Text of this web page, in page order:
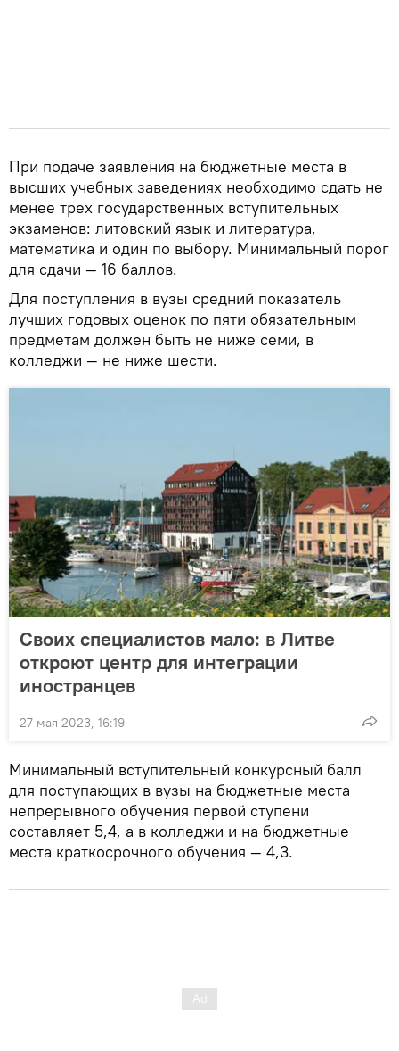
При подаче заявления на бюджетные места в
высших учебных заведениях необходимо сдать не
менее трех государственных вступительных
экзаменов: литовский язык и литература,
математика и один по выбору. Минимальный порог
для сдачи — 16 баллов.
Для поступления в вузы средний показатель
лучших годовых оценок по пяти обязательным
предметам должен быть не ниже семи, в
колледжи — не ниже шести.
Своих специалистов мало: в Литве
откроют центр для интеграции
иностранцев
27 мая 2023, 16:19
Минимальный вступительный конкурсный балл
для поступающих в вузы на бюджетные места
непрерывного обучения первой ступени
составляет 5,4, а в колледжи и на бюджетные
места краткосрочного обучения — 4,3.